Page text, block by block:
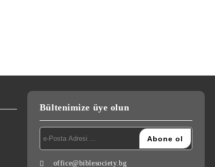
Bültenimize üye olun
office@biblesociety.bg